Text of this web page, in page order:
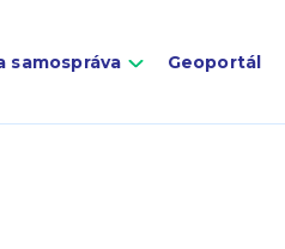
samospráva Geoportál